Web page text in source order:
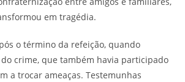
em tragédia.
o término da refeição, quando
crime, que também havia participado
a trocar ameaças. Testemunhas